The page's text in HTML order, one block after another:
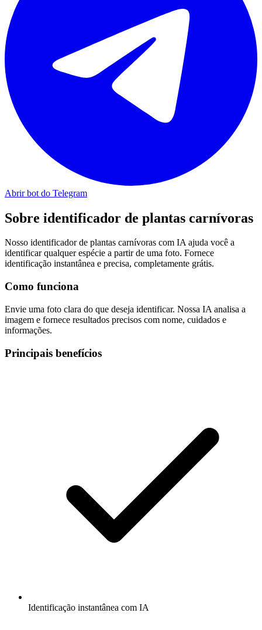
Abrir bot do Telegram
Sobre identificador de plantas carnívoras
Nosso identificador de plantas carnívoras com IA ajuda você a
identificar qualquer espécie a partir de uma foto. Fornece
identificação instantânea e precisa, completamente grátis.
Como funciona
Envie uma foto clara do que deseja identificar. Nossa IA analisa a
imagem e fornece resultados precisos com nome, cuidados e
informações.
Principais benefícios
Identificação instantânea com IA